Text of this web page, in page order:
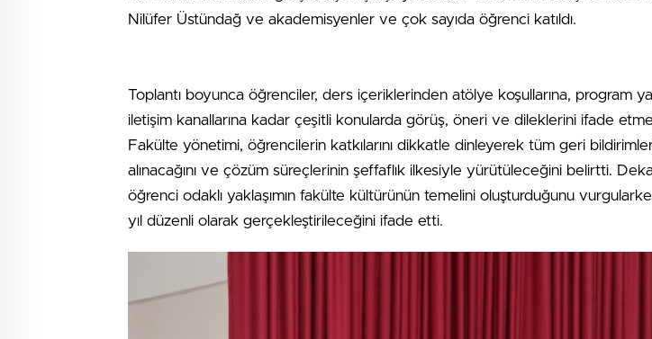
Nilüfer Üstündağ ve akademisyenler ve çok sayıda öğrenci katıldı.
Toplantı boyunca öğrenciler, ders içeriklerinden atölye koşullarına, program
iletişim kanallarına kadar çeşitli konularda görüş, öneri ve dileklerini ifade
Fakülte yönetimi, öğrencilerin katkılarını dikkatle dinleyerek tüm geri
alınacağını ve çözüm süreçlerinin şeffaflık ilkesiyle yürütüleceğini belirtti.
öğrenci odaklı yaklaşımın fakülte kültürünün temelini oluşturduğunu
yıl düzenli olarak gerçekleştirileceğini ifade etti.